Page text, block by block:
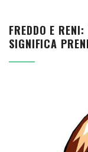
FREDDO E
SIGNIFICA